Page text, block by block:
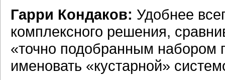
Гарри Кондаков: Удобнее
комплексного решения,
«точно подобранным набором
именовать «кустарной»